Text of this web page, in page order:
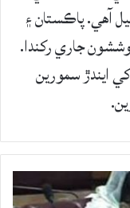
آهي. پاڪستان ۽
جاري رکندا.
ايندڙ سمورين